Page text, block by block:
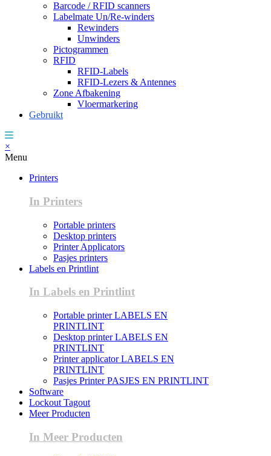
Barcode / RFID scanners
Labelmate Un/Re-winders
Rewinders
Unwinders
Pictogrammen
RFID
RFID-Labels
RFID-Lezers & Antennes
Zone Afbakening
Vloermarkering
Gebruikt
×
Menu
Printers
In Printers
Portable printers
Desktop printers
Printer Applicators
Pasjes printers
Labels en Printlint
In Labels en Printlint
Portable printer LABELS EN
PRINTLINT
Desktop printer LABELS EN
PRINTLINT
Printer applicator LABELS EN
PRINTLINT
Pasjes Printer PASJES EN PRINTLINT
Software
Lockout Tagout
Meer Producten
In Meer Producten